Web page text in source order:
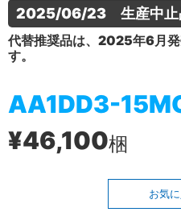
2025/06/23　生産中止
代替推奨品は、2025年6月
す。
AA1DD3-
¥46,100梱
お気